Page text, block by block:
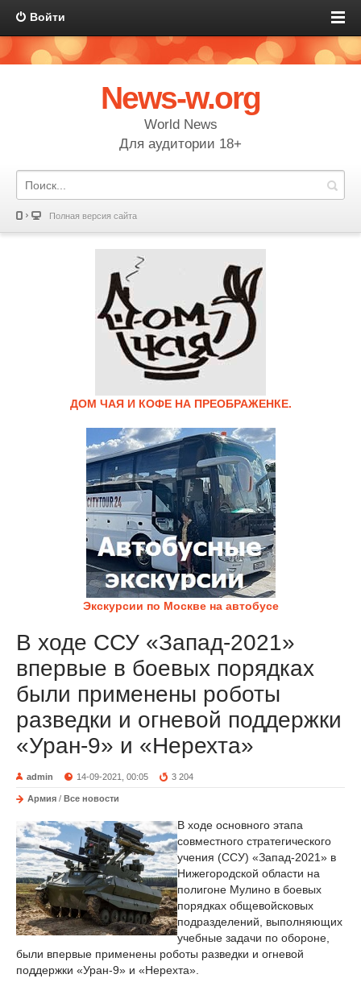
Войти
News-w.org
World News
Для аудитории 18+
Полная версия сайта
ДОМ ЧАЯ И КОФЕ НА ПРЕОБРАЖЕНКЕ.
Экскурсии по Москве на автобусе
В ходе ССУ «Запад-2021»
впервые в боевых порядках
были применены роботы
разведки и огневой поддержки
«Уран-9» и «Нерехта»
admin 14-09-2021, 00:05 3 204
Армия / Все новости
В ходе основного этапа
совместного стратегического
учения (ССУ) «Запад-2021» в
Нижегородской области на
полигоне Мулино в боевых
порядках общевойсковых
подразделений, выполняющих
учебные задачи по обороне,
были впервые применены роботы разведки и огневой
поддержки «Уран-9» и «Нерехта».